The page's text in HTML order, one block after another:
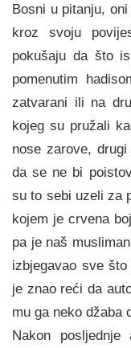
Bosni u pitanju,
kroz svoju
pokušaju da što
pomenutim
zatvarani ili na
kojeg su pružali
nose zarove,
da se ne bi
su to sebi uzeli za
kojem je crvena
pa je naš
izbjegavao sve
je znao reći da
mu ga neko džaba
Nakon